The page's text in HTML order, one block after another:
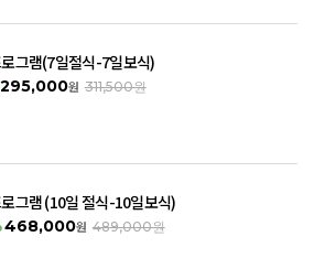
그램(7일절식-7일보식)
295,000원 311,500원
그램 (10일 절식-10일보식)
468,000원 489,000원